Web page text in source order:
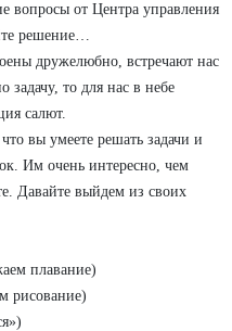
вопросы от Центра управления
решение…
дружелюбно, встречают нас
то для нас в небе
салют.
вы умеете решать задачи и
Им очень интересно, чем
Давайте выйдем из своих
плавание)
рисование)